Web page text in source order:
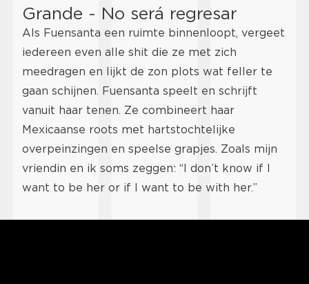
Grande - No será regresar
Als Fuensanta een ruimte binnenloopt, vergeet
iedereen even alle shit die ze met zich
meedragen en lijkt de zon plots wat feller te
gaan schijnen. Fuensanta speelt en schrijft
vanuit haar tenen. Ze combineert haar
Mexicaanse roots met hartstochtelijke
overpeinzingen en speelse grapjes. Zoals mijn
vriendin en ik soms zeggen: “I don’t know if I
want to be her or if I want to be with her.”